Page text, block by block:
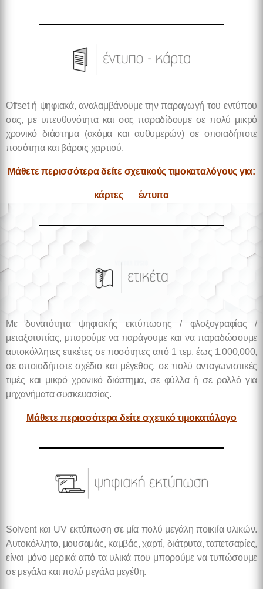
Offset ή ψηφιακά, αναλαμβάνουμε την παραγωγή του εντύπου
σας, με υπευθυνότητα και σας παραδίδουμε σε πολύ μικρό
χρονικό διάστημα (ακόμα και αυθυμερών) σε οποιαδήποτε
ποσότητα και βάροις χαρτιού.
Μάθετε περισσότερα δείτε σχετικούς τιμοκαταλόγους για:
κάρτες έντυπα
Με δυνατότητα ψηφιακής εκτύπωσης / φλοξογραφίας /
μεταξοτυπίας, μπορούμε να παράγουμε και να παραδώσουμε
αυτοκόλλητες ετικέτες σε ποσότητες από 1 τεμ. έως 1,000,000,
σε οποιοδήποτε σχέδιο και μέγεθος, σε πολύ ανταγωνιστικές
τιμές και μικρό χρονικό διάστημα, σε φύλλα ή σε ρολλό για
μηχανήματα συσκευασίας.
Μάθετε περισσότερα δείτε σχετικό τιμοκατάλογο
Solvent και UV εκτύπωση σε μία πολύ μεγάλη ποικιία υλικών.
Αυτοκόλλητο, μουσαμάς, καμβάς, χαρτί, διάτρυτα, ταπετσαρίες,
είναι μόνο μερικά από τα υλικά που μπορούμε να τυπώσουμε
σε μεγάλα και πολύ μεγάλα μεγέθη.